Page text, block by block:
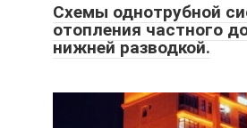
Схемы однотрубной
отопления частного
нижней разводкой.